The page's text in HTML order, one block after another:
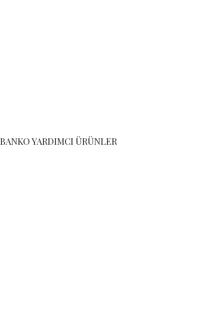
BANKO YARDIMCI ÜRÜNLER